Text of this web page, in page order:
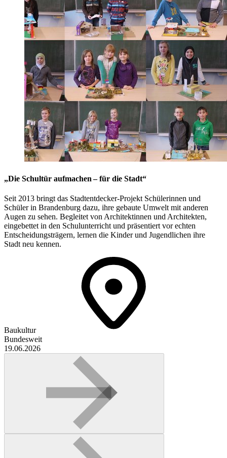
„Die Schultür aufmachen – für die Stadt“
Seit 2013 bringt das Stadtentdecker-Projekt Schülerinnen und
Schüler in Brandenburg dazu, ihre gebaute Umwelt mit anderen
Augen zu sehen. Begleitet von Architektinnen und Architekten,
eingebettet in den Schulunterricht und präsentiert vor echten
Entscheidungsträgern, lernen die Kinder und Jugendlichen ihre
Stadt neu kennen.
Baukultur
Bundesweit
19.06.2026